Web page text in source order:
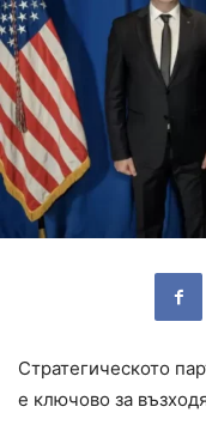
Стратегическото
е ключово за